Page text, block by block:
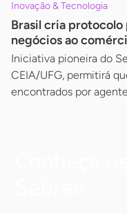
Inovação & Tecnologia
Brasil cria
negócios ao
Iniciativa pioneira do
CEIA/UFG, permitirá
encontrados por